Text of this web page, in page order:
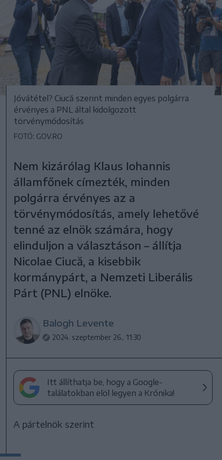
Jóvátétel? Ciucă szerint minden egyes polgárra
érvényes a PNL által kidolgozott
törvénymódosítás
FOTÓ: GOV.RO
Nem kizárólag Klaus Iohannis
államfőnek címezték, minden
polgárra érvényes az a
törvénymódosítás, amely lehetővé
tenné az elnök számára, hogy
elinduljon a választáson – állítja
Nicolae Ciucă, a kisebbik
kormánypárt, a Nemzeti Liberális
Párt (PNL) elnöke.
Balogh Levente
2024. szeptember 26., 11:30
Itt állíthatja be, hogy a Google-
találatokban elöl legyen a Krónika!
A pártelnök szerint